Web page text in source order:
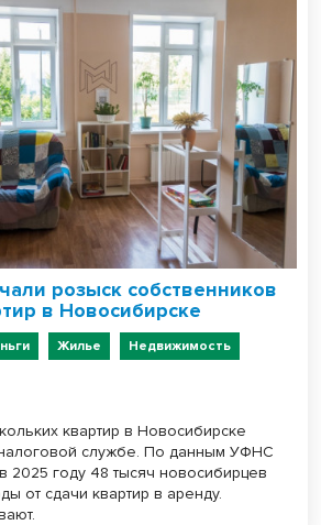
розыск собственников
в Новосибирске
Жилье Недвижимость
квартир в Новосибирске
службе. По данным УФНС
2025 году 48 тысяч новосибирцев
от сдачи квартир в аренду.